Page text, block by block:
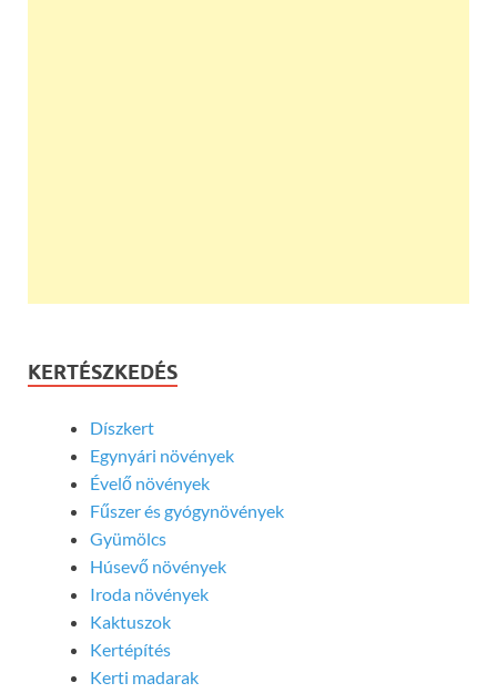
KERTÉSZKEDÉS
Díszkert
Egynyári növények
Évelő növények
Fűszer és gyógynövények
Gyümölcs
Húsevő növények
Iroda növények
Kaktuszok
Kertépítés
Kerti madarak